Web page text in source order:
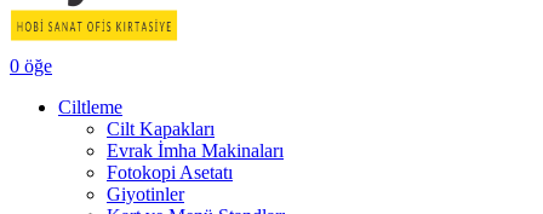
0 öğe
Ciltleme
Cilt Kapakları
Evrak İmha Makinaları
Fotokopi Asetatı
Giyotinler